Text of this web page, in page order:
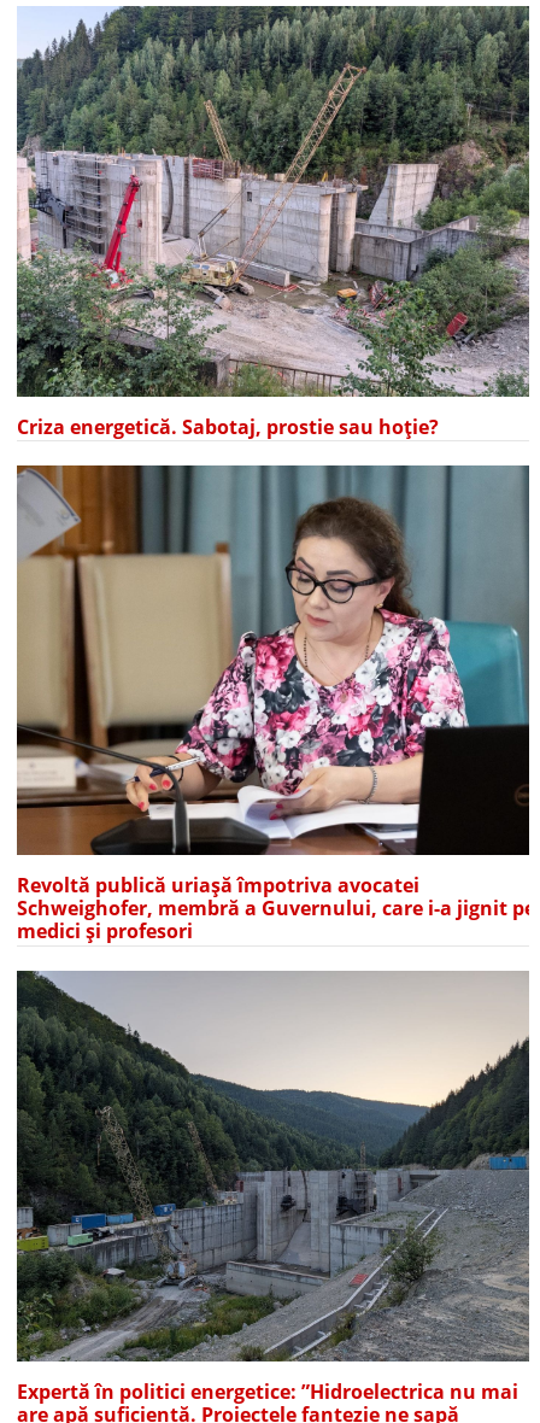
Criza energetică. Sabotaj, prostie sau hoție?
Revoltă publică uriașă împotriva avocatei
Schweighofer, membră a Guvernului, care i-a jignit pe
medici și profesori
Expertă în politici energetice: ”Hidroelectrica nu mai
are apă suficientă. Proiectele fantezie ne sapă